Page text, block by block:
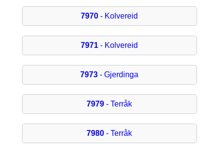
7970 - Kolvereid
7971 - Kolvereid
7973 - Gjerdinga
7979 - Terråk
7980 - Terråk